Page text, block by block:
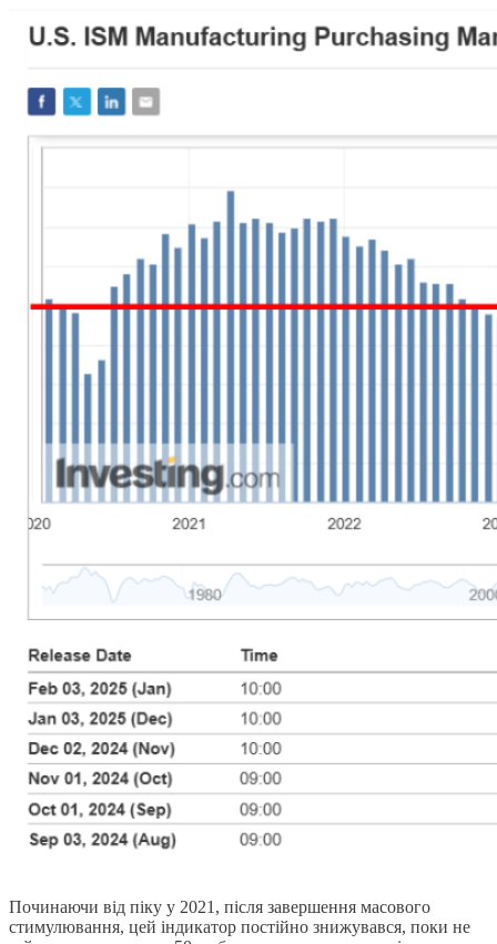
Починаючи від піку у 2021, після завершення масового
стимулювання, цей індикатор постійно знижувався, поки не